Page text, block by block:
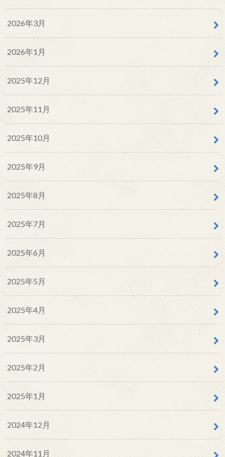
2026年3月
2026年1月
2025年12月
2025年11月
2025年10月
2025年9月
2025年8月
2025年7月
2025年6月
2025年5月
2025年4月
2025年3月
2025年2月
2025年1月
2024年12月
2024年11月